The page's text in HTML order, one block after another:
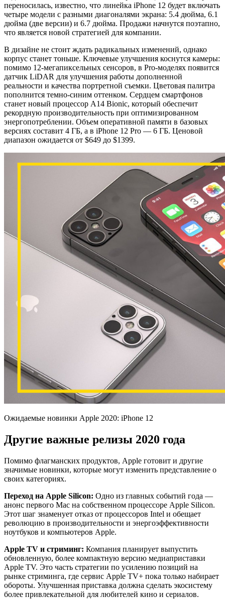
переносилась, известно, что линейка iPhone 12 будет включать
четыре модели с разными диагоналями экрана: 5.4 дюйма, 6.1
дюйма (две версии) и 6.7 дюйма. Продажи начнутся поэтапно,
что является новой стратегией для компании.
В дизайне не стоит ждать радикальных изменений, однако
корпус станет тоньше. Ключевые улучшения коснутся камеры:
помимо 12-мегапиксельных сенсоров, в Pro-моделях появится
датчик LiDAR для улучшения работы дополненной
реальности и качества портретной съемки. Цветовая палитра
пополнится темно-синим оттенком. Сердцем смартфонов
станет новый процессор A14 Bionic, который обеспечит
рекордную производительность при оптимизированном
энергопотреблении. Объем оперативной памяти в базовых
версиях составит 4 ГБ, а в iPhone 12 Pro — 6 ГБ. Ценовой
диапазон ожидается от $649 до $1399.
Ожидаемые новинки Apple 2020: iPhone 12
Другие важные релизы 2020 года
Помимо флагманских продуктов, Apple готовит и другие
значимые новинки, которые могут изменить представление о
своих категориях.
Переход на Apple Silicon: Одно из главных событий года —
анонс первого Mac на собственном процессоре Apple Silicon.
Этот шаг знаменует отказ от процессоров Intel и обещает
революцию в производительности и энергоэффективности
ноутбуков и компьютеров Apple.
Apple TV и стриминг: Компания планирует выпустить
обновленную, более компактную версию медиаприставки
Apple TV. Это часть стратегии по усилению позиций на
рынке стриминга, где сервис Apple TV+ пока только набирает
обороты. Улучшенная приставка должна сделать экосистему
более привлекательной для любителей кино и сериалов.